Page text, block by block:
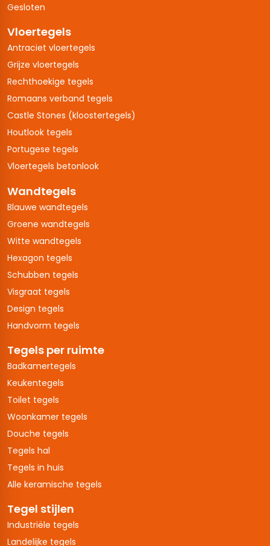
Gesloten
Vloertegels
Antraciet vloertegels
Grijze vloertegels
Rechthoekige tegels
Romaans verband tegels
Castle Stones (kloostertegels)
Houtlook tegels
Portugese tegels
Vloertegels betonlook
Wandtegels
Blauwe wandtegels
Groene wandtegels
Witte wandtegels
Hexagon tegels
Schubben tegels
Visgraat tegels
Design tegels
Handvorm tegels
Tegels per ruimte
Badkamertegels
Keukentegels
Toilet tegels
Woonkamer tegels
Douche tegels
Tegels hal
Tegels in huis
Alle keramische tegels
Tegel stijlen
Industriële tegels
Landelijke tegels